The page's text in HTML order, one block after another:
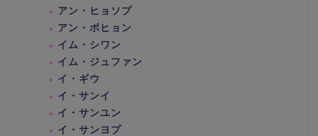
アン・ヒョソプ
アン・ボヒョン
イム・シワン
イム・ジュファン
イ・ギウ
イ・サンイ
イ・サンユン
イ・サンヨプ